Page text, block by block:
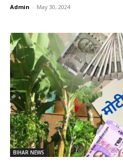
Admin - May 30, 2024
BIHAR NEWS